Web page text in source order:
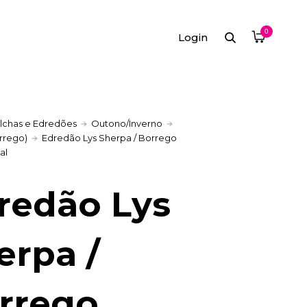
Login 0
e Edredões
Outono/Inverno
Edredão Lys Sherpa / Borrego
Lys
/